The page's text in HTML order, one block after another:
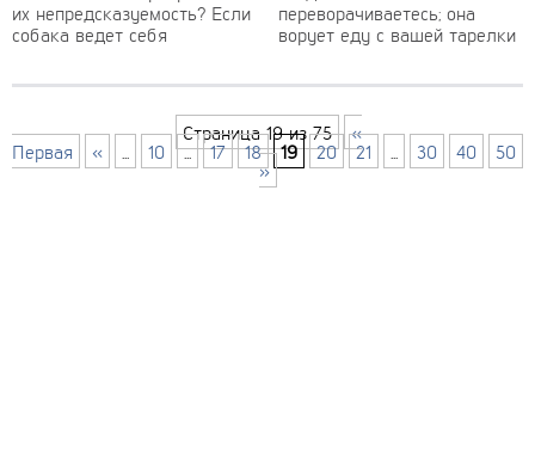
их непредсказуемость? Если
собака ведет себя
переворачиваетесь; она
ворует еду с вашей тарелки
Страница 19 из 75 «
Первая « 10 ... 17 18 19 20 21 30 40 50
»